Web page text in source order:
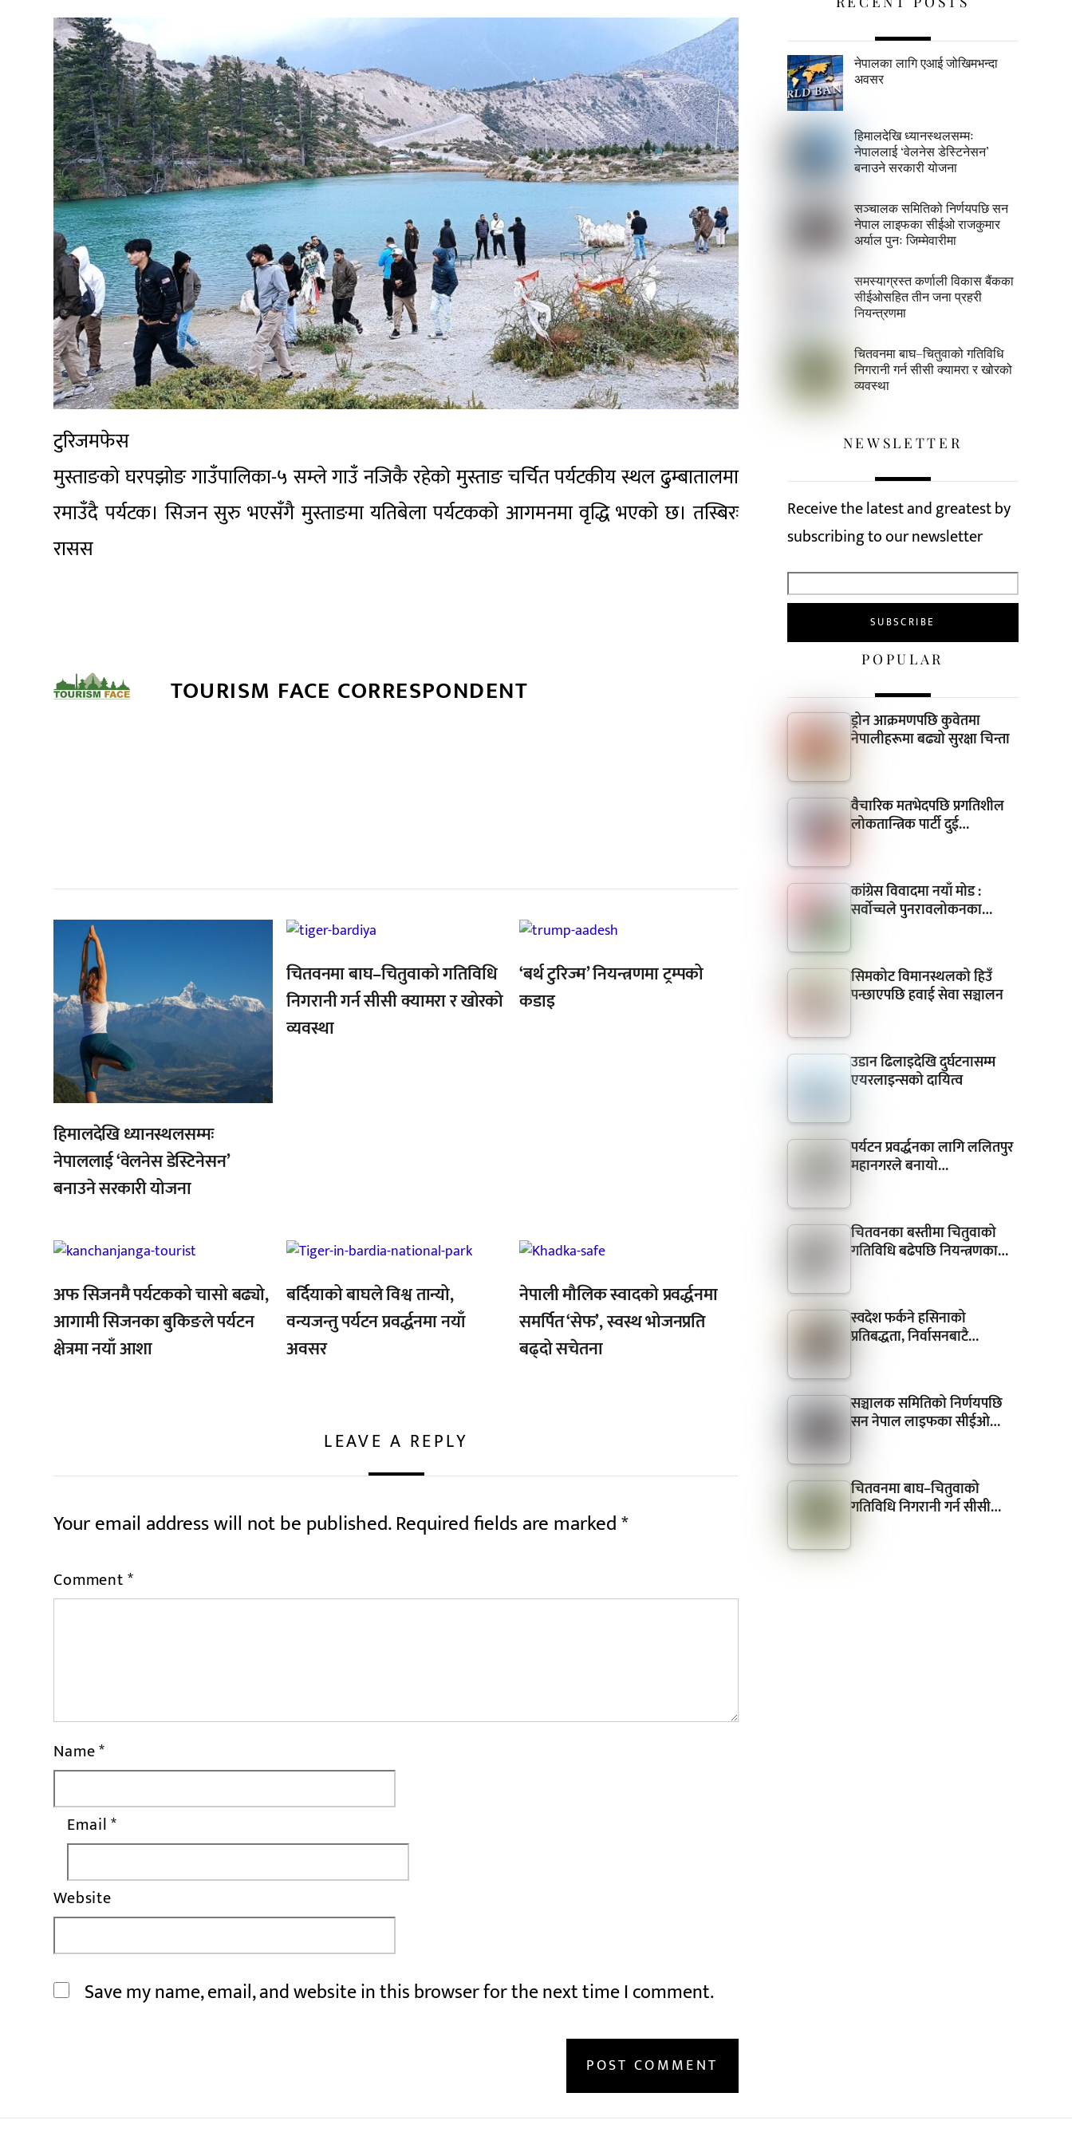
टुरिजमफेस
मुस्ताङको घरपझोङ गाउँपालिका-५ सम्ले गाउँ नजिकै रहेको मुस्ताङ चर्चित पर्यटकीय स्थल ढुम्बातालमा
रमाउँदै पर्यटक। सिजन सुरु भएसँगै मुस्ताङमा यतिबेला पर्यटकको आगमनमा वृद्धि भएको छ। तस्बिरः
रासस
TOURISM FACE CORRESPONDENT
हिमालदेखि ध्यानस्थलसम्मः
नेपाललाई ‘वेलनेस डेस्टिनेसन’
बनाउने सरकारी योजना
,
चितवनमा बाघ–चितुवाको गतिविधि
निगरानी गर्न सीसी क्यामरा र खोरको
व्यवस्था
,
‘बर्थ टुरिज्म’ नियन्त्रणमा ट्रम्पको
कडाइ
,
अफ सिजनमै पर्यटकको चासो बढ्यो,
आगामी सिजनका बुकिङले पर्यटन
क्षेत्रमा नयाँ आशा
,
बर्दियाको बाघले विश्व तान्यो,
वन्यजन्तु पर्यटन प्रवर्द्धनमा नयाँ
अवसर
,
नेपाली मौलिक स्वादको प्रवर्द्धनमा
समर्पित ‘सेफ’, स्वस्थ भोजनप्रति
बढ्दो सचेतना
LEAVE A REPLY
Your email address will not be published.Required fields are marked*
Comment*
Name*
Email*
Website
Save my name, email, and website in this browser for the next time I comment.
नेपालका लागि एआई जोखिमभन्दा
अवसर
हिमालदेखि ध्यानस्थलसम्मः
नेपाललाई ‘वेलनेस डेस्टिनेसन’
बनाउने सरकारी योजना
सञ्चालक समितिको निर्णयपछि सन
नेपाल लाइफका सीईओ राजकुमार
अर्याल पुनः जिम्मेवारीमा
समस्याग्रस्त कर्णाली विकास बैंकका
सीईओसहित तीन जना प्रहरी
नियन्त्रणमा
चितवनमा बाघ–चितुवाको गतिविधि
निगरानी गर्न सीसी क्यामरा र खोरको
व्यवस्था
NEWSLETTER
Receive the latest and greatest by
subscribing to our newsletter
POPULAR
ड्रोन आक्रमणपछि कुवेतमा
नेपालीहरूमा बढ्यो सुरक्षा चिन्ता
वैचारिक मतभेदपछि प्रगतिशील
लोकतान्त्रिक पार्टी दुई…
कांग्रेस विवादमा नयाँ मोड :
सर्वोच्चले पुनरावलोकनका…
सिमकोट विमानस्थलको हिउँ
पन्छाएपछि हवाई सेवा सञ्चालन
उडान ढिलाइदेखि दुर्घटनासम्म
एयरलाइन्सको दायित्व
पर्यटन प्रवर्द्धनका लागि ललितपुर
महानगरले बनायो…
चितवनका बस्तीमा चितुवाको
गतिविधि बढेपछि नियन्त्रणका…
स्वदेश फर्कने हसिनाको
प्रतिबद्धता, निर्वासनबाटै…
सञ्चालक समितिको निर्णयपछि
सन नेपाल लाइफका सीईओ…
चितवनमा बाघ–चितुवाको
गतिविधि निगरानी गर्न सीसी…